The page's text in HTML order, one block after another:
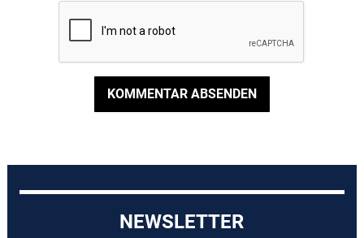
KOMMENTAR ABSENDEN
NEWSLETTER